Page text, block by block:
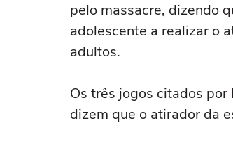
pelo massacre, dizendo
adolescente a realizar o
adultos.
Os três jogos citados
dizem que o atirador da